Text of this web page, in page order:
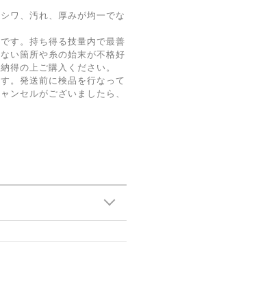
ワ、汚れ、厚みが均一でな
す。持ち得る技量内で最善
い箇所や糸の始末が不格好
得の上ご購入ください。
。発送前に検品を行なって
ンセルがございましたら、